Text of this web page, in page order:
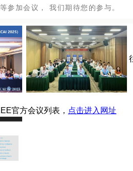
参加会议， 我们期待您的参与。
官方会议列表， 点击进入网址